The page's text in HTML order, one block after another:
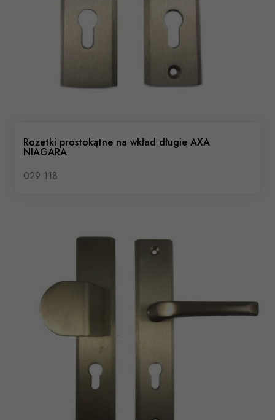
Rozetki prostokątne na wkład długie AXA
NIAGARA
029 118